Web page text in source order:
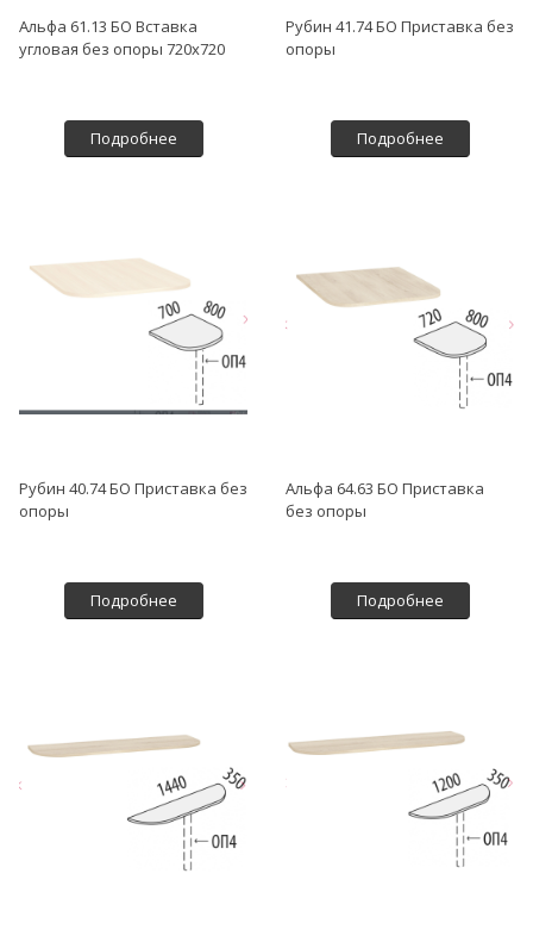
Альфа 61.13 БО Вставка
угловая без опоры 720х720
Подробнее
Рубин 41.74 БО Приставка без
опоры
Подробнее
Рубин 40.74 БО Приставка без
опоры
Подробнее
Альфа 64.63 БО Приставка
без опоры
Подробнее